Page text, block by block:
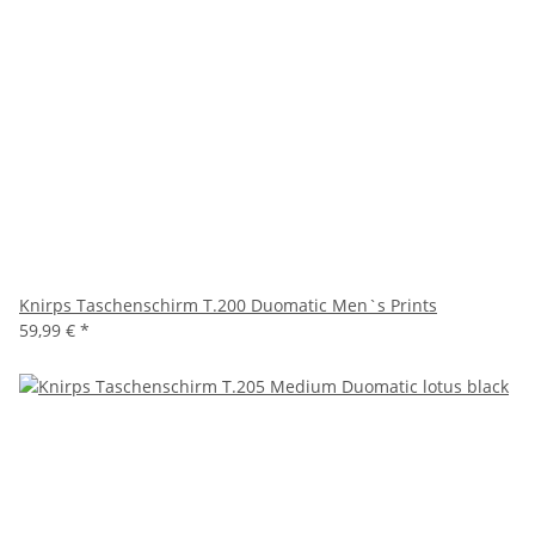
Knirps Taschenschirm T.200 Duomatic Men`s Prints
59,99 € *